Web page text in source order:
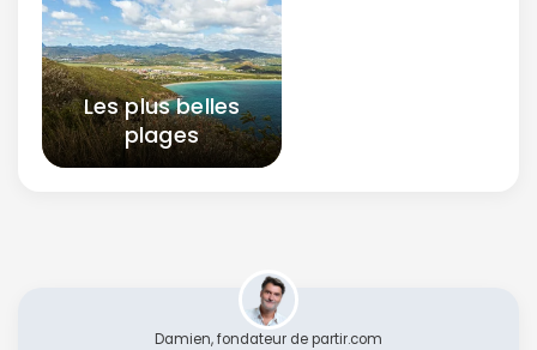
Les plus belles
plages
Damien, fondateur de partir.com